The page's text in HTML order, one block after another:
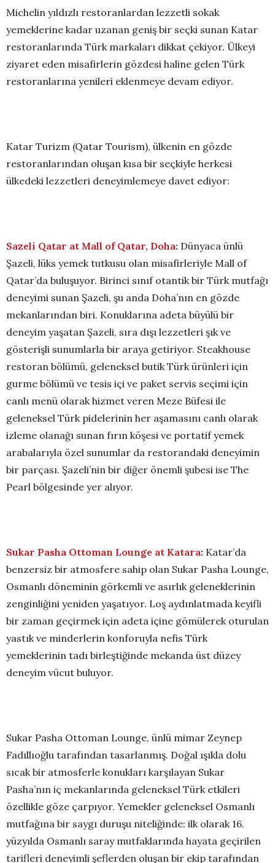
Michelin yıldızlı restoranlardan lezzetli sokak
yemeklerine kadar uzanan geniş bir seçki sunan Katar
restoranlarında Türk markaları dikkat çekiyor. Ülkeyi
ziyaret eden misafirlerin gözdesi haline gelen Türk
restoranlarına yenileri eklenmeye devam ediyor.
Katar Turizm (Qatar Tourism), ülkenin en gözde
restoranlarından oluşan kısa bir seçkiyle herkesi
ülkedeki lezzetleri deneyimlemeye davet ediyor:
Sazeli Qatar at Mall of Qatar, Doha: Dünyaca ünlü
Şazeli, lüks yemek tutkusu olan misafirleriyle Mall of
Qatar’da buluşuyor. Birinci sınıf otantik bir Türk mutfağı
deneyimi sunan Şazeli, şu anda Doha’nın en gözde
mekanlarından biri. Konuklarına adeta büyülü bir
deneyim yaşatan Şazeli, sıra dışı lezzetleri şık ve
gösterişli sunumlarla bir araya getiriyor. Steakhouse
restoran bölümü, geleneksel butik Türk ürünleri için
gurme bölümü ve tesis içi ve paket servis seçimi için
canlı menü olarak hizmet veren Meze Büfesi ile
geleneksel Türk pidelerinin her aşamasını canlı olarak
izleme olanağı sunan fırın köşesi ve portatif yemek
arabalarıyla özel sunumlar da restorandaki deneyimin
bir parçası. Şazeli’nin bir diğer önemli şubesi ise The
Pearl bölgesinde yer alıyor.
Sukar Pasha Ottoman Lounge at Katara: Katar’da
benzersiz bir atmosfere sahip olan Sukar Pasha Lounge,
Osmanlı döneminin görkemli ve asırlık geleneklerinin
zenginliğini yeniden yaşatıyor. Loş aydınlatmada keyifli
bir zaman geçirmek için adeta içine gömülerek oturulan
yastık ve minderlerin konforuyla nefis Türk
yemeklerinin tadı birleştiğinde mekanda üst düzey
deneyim vücut buluyor.
Sukar Pasha Ottoman Lounge, ünlü mimar Zeynep
Fadıllıoğlu tarafından tasarlanmış. Doğal ışıkla dolu
sıcak bir atmosferle konukları karşılayan Sukar
Pasha’nın iç mekanlarında geleneksel Türk etkileri
özellikle göze çarpıyor. Yemekler geleneksel Osmanlı
mutfağına bir saygı duruşu niteliğinde: ilk olarak 16.
yüzyılda Osmanlı saray mutfaklarında hayata geçirilen
tarifleri deneyimli şeflerden oluşan bir ekip tarafından